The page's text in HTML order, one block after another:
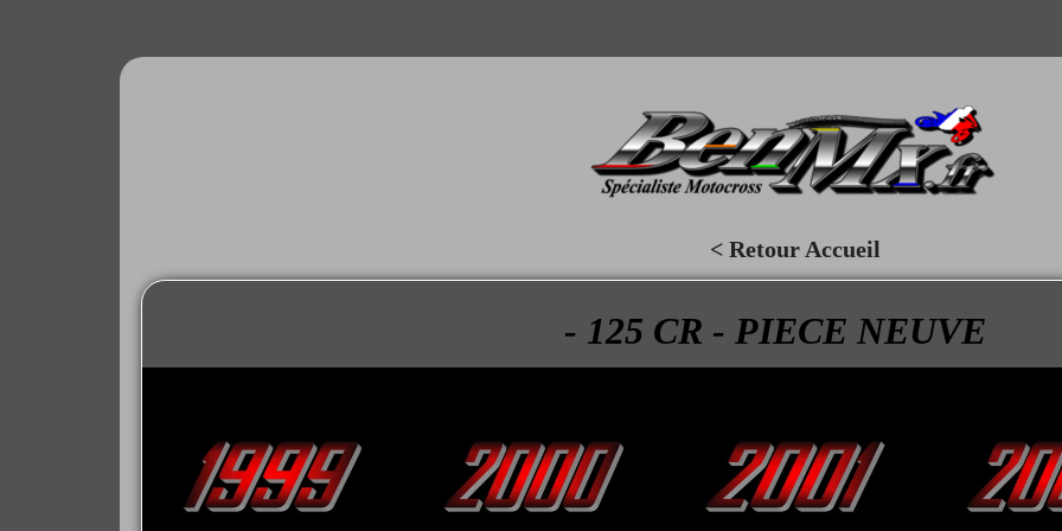
< Retour Accueil
- 125 CR - PIECE NEUVE